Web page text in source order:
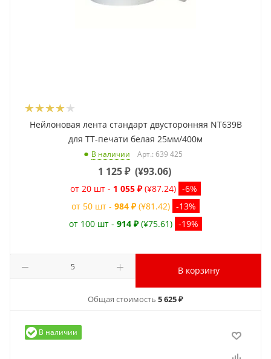
Нейлоновая лента стандарт двусторонняя NT639B
для ТТ-печати белая 25мм/400м
В наличии Арт.: 639 425
1 125₽ (¥93.06)
от 20 шт - 1 055 ₽ (¥87.24) -6%
от 50 шт - 984 ₽ (¥81.42) -13%
от 100 шт - 914 ₽ (¥75.61) -19%
В корзину
Общая стоимость 5 625 ₽
В наличии